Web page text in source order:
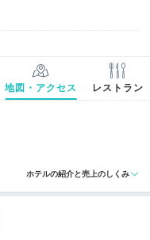
地図・アクセス レストラン
ホテルの紹介と売上のしくみ